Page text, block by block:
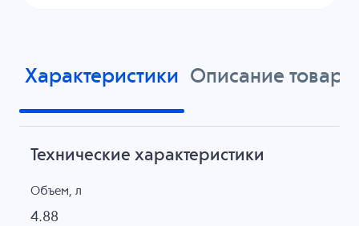
Характеристики Описание товара
Технические характеристики
Объем, л
4.88